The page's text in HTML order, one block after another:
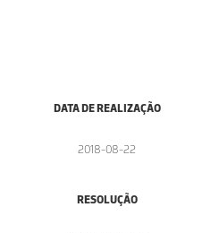
DATA DE REALIZAÇÃO
2018-08-22
RESOLUÇÃO